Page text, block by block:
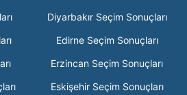
Diyarbakır Seçim Sonuçları
Edirne Seçim Sonuçları
Erzincan Seçim Sonuçları
Eskişehir Seçim Sonuçları